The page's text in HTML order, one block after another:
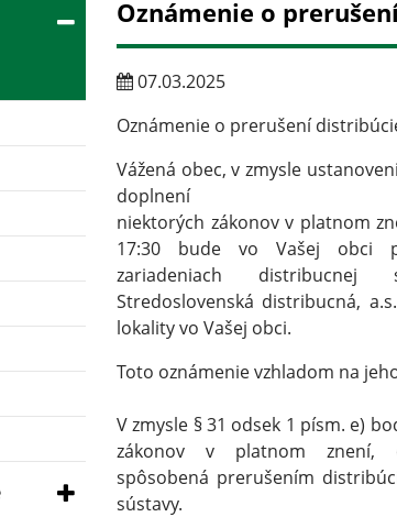
Oznámenie o
07.03.2025
Oznámenie o prerušení
Vážená obec, v zmysle
doplnení
niektorých zákonov v platnom
17:30 bude vo Vašej obci
zariadeniach distribucnej
Stredoslovenská distribucná,
lokality vo Vašej obci.
Toto oznámenie vzhladom na
V zmysle § 31 odsek 1 písm. e)
zákonov v platnom znení,
spôsobená prerušením
sústavy.